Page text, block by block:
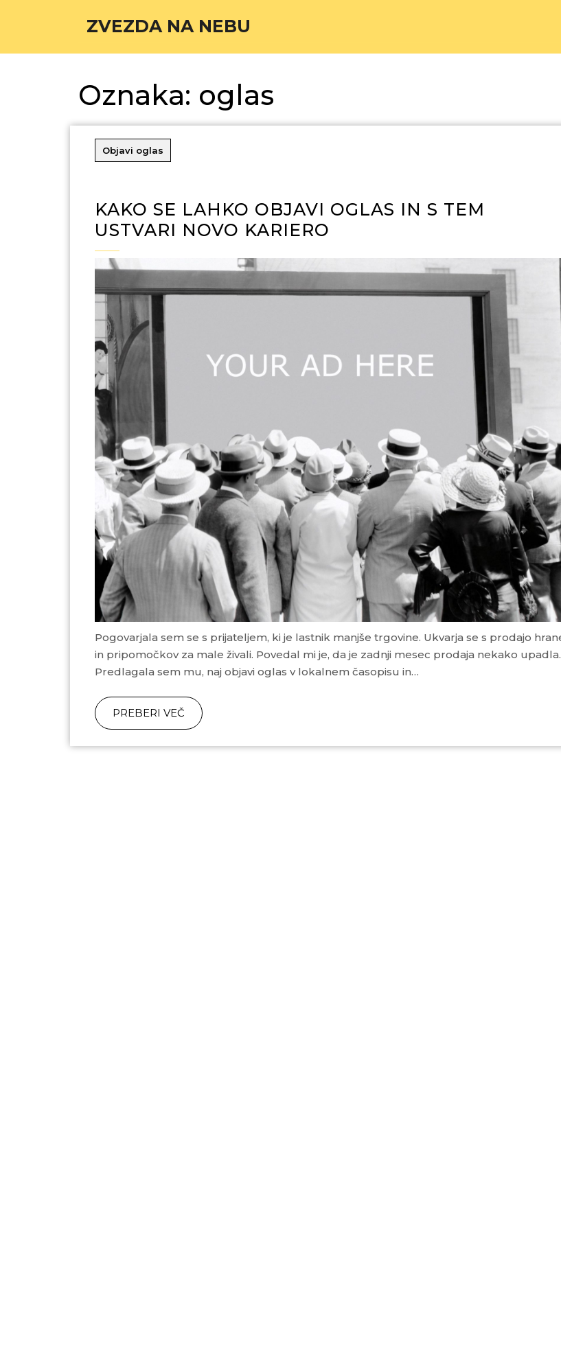
ZVEZDA NA NEBU
Oznaka: oglas
Objavi oglas
KAKO SE LAHKO OBJAVI OGLAS IN S TEM
USTVARI NOVO KARIERO
Pogovarjala sem se s prijateljem, ki je lastnik manjše trgovine. Ukvarja se s prodajo hrane
in pripomočkov za male živali. Povedal mi je, da je zadnji mesec prodaja nekako upadla.
Predlagala sem mu, naj objavi oglas v lokalnem časopisu in…
PREBERI VEČ